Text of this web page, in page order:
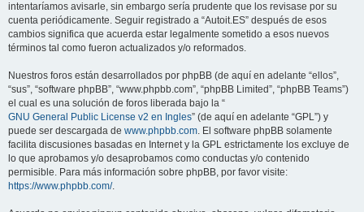
intentaríamos avisarle, sin embargo sería prudente que los revisase por su
cuenta periódicamente. Seguir registrado a “Autoit.ES” después de esos
cambios significa que acuerda estar legalmente sometido a esos nuevos
términos tal como fueron actualizados y/o reformados.
Nuestros foros están desarrollados por phpBB (de aquí en adelante “ellos”,
“sus”, “software phpBB”, “www.phpbb.com”, “phpBB Limited”, “phpBB Teams”)
el cual es una solución de foros liberada bajo la “
GNU General Public License v2 en Ingles” (de aquí en adelante “GPL”) y
puede ser descargada de www.phpbb.com. El software phpBB solamente
facilita discusiones basadas en Internet y la GPL estrictamente los excluye de
lo que aprobamos y/o desaprobamos como conductas y/o contenido
permisible. Para más información sobre phpBB, por favor visite:
https://www.phpbb.com/.